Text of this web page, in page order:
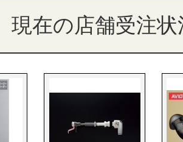
現在の店舗受注状